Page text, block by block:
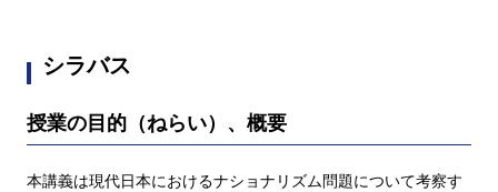
シラバス
授業の目的（ねらい）、概要
本講義は現代日本におけるナショナリズム問題について考察す